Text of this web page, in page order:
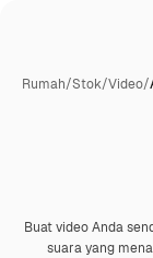
Rumah/Stok/Video/
Premium
Buat video Anda
suara yang